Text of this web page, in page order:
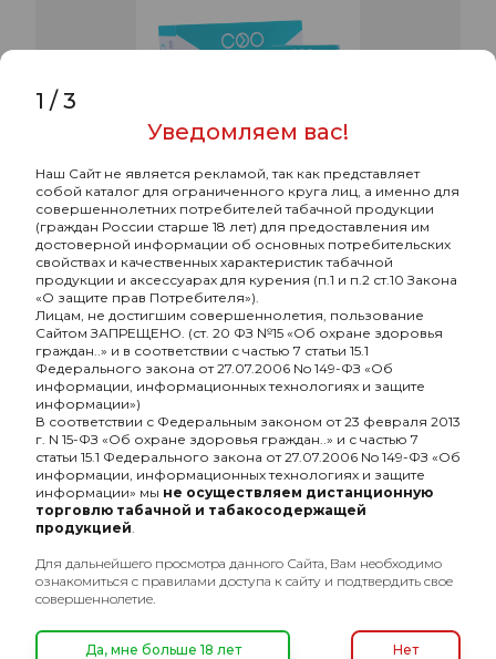
1 /3
Уведомляем вас!
Наш Сайт не является рекламой, так как представляет
собой каталог для ограниченного круга лиц, а именно для
совершеннолетних потребителей табачной продукции
(граждан России старше 18 лет) для предоставления им
достоверной информации об основных потребительских
свойствах и качественных характеристик табачной
продукции и аксессуарах для курения (п.1 и п.2 ст.10 Закона
«О защите прав Потребителя»).
Лицам, не достигшим совершеннолетия, пользование
Сайтом ЗАПРЕЩЕНО. (ст. 20 ФЗ №15 «Об охране здоровья
граждан..» и в соответствии с частью 7 статьи 15.1
Федерального закона от 27.07.2006 No 149-ФЗ «Об
информации, информационных технологиях и защите
информации»)
В соответствии с Федеральным законом от 23 февраля 2013
г. N 15-ФЗ «Об охране здоровья граждан..» и с частью 7
статьи 15.1 Федерального закона от 27.07.2006 No 149-ФЗ «Об
информации, информационных технологиях и защите
информации» мы не осуществляем дистанционную
торговлю табачной и табакосодержащей
продукцией
Для дальнейшего просмотра данного Сайта, Вам необходимо
ознакомиться с правилами доступа к сайту и подтвердить свое
совершеннолетие.
Да, мне больше 18 лет Нет